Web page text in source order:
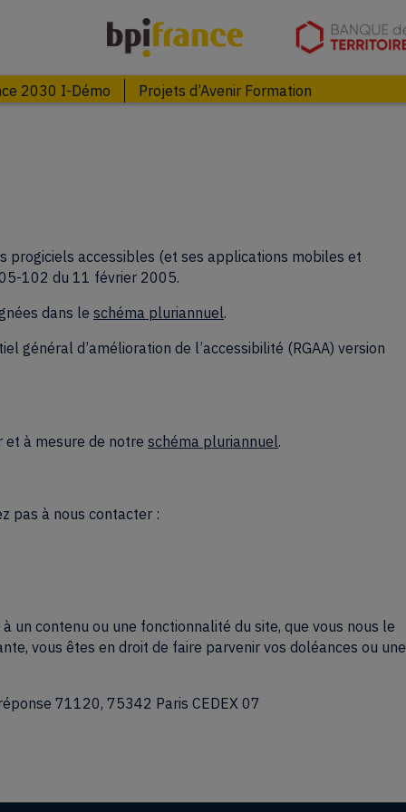
(opens in new tab)
2030 I-Démo Projets d’Avenir Formation
progiciels accessibles (et ses applications mobiles et
102 du 11 février 2005.
dans le schéma pluriannuel.
général d’amélioration de l’accessibilité (RGAA) version
et à mesure de notre schéma pluriannuel.
pas à nous contacter :
un contenu ou une fonctionnalité du site, que vous nous le
vous êtes en droit de faire parvenir vos doléances ou une
71120, 75342 Paris CEDEX 07